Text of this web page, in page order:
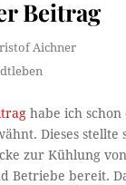
Beitrag
Aichner
habe ich schon
Dieses stellte
zur Kühlung
Betriebe bereit.